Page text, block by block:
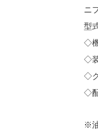
ニ
型
◇
◇
◇
◇
※